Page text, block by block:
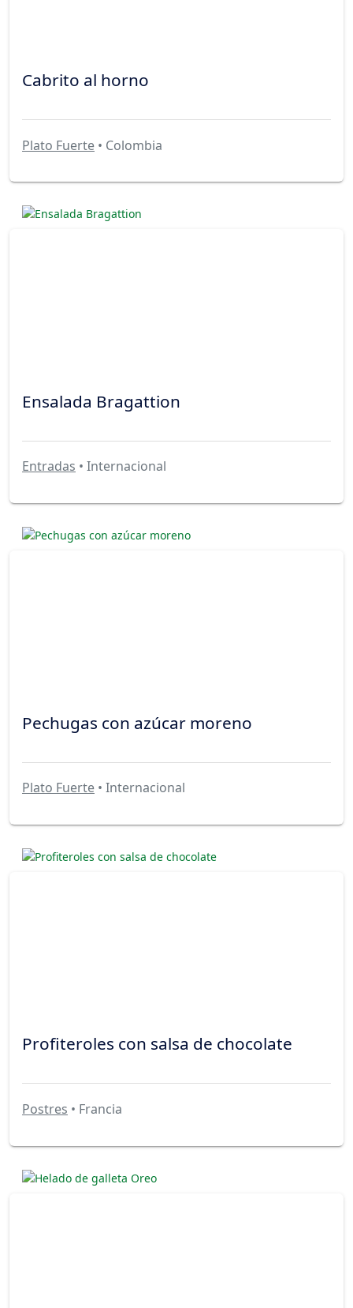
Cabrito al horno
Plato Fuerte • Colombia
Ensalada Bragattion
Entradas • Internacional
Pechugas con azúcar moreno
Plato Fuerte • Internacional
Profiteroles con salsa de chocolate
Postres • Francia